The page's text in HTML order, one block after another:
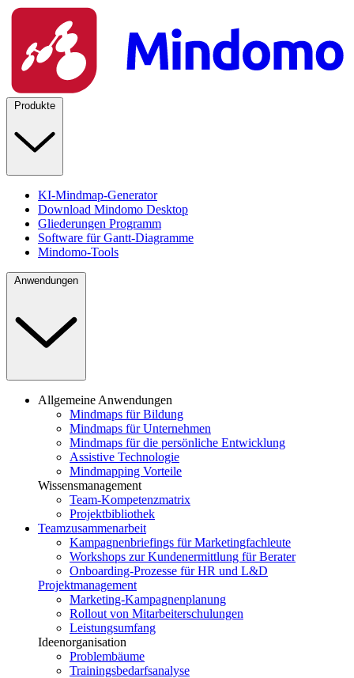
Produkte
KI-Mindmap-Generator
Download Mindomo Desktop
Gliederungen Programm
Software für Gantt-Diagramme
Mindomo-Tools
Anwendungen
Allgemeine Anwendungen
Mindmaps für Bildung
Mindmaps für Unternehmen
Mindmaps für die persönliche Entwicklung
Assistive Technologie
Mindmapping Vorteile
Wissensmanagement
Team-Kompetenzmatrix
Projektbibliothek
Teamzusammenarbeit
Kampagnenbriefings für Marketingfachleute
Workshops zur Kundenermittlung für Berater
Onboarding-Prozesse für HR und L&D
Projektmanagement
Marketing-Kampagnenplanung
Rollout von Mitarbeiterschulungen
Leistungsumfang
Ideenorganisation
Problembäume
Trainingsbedarfsanalyse